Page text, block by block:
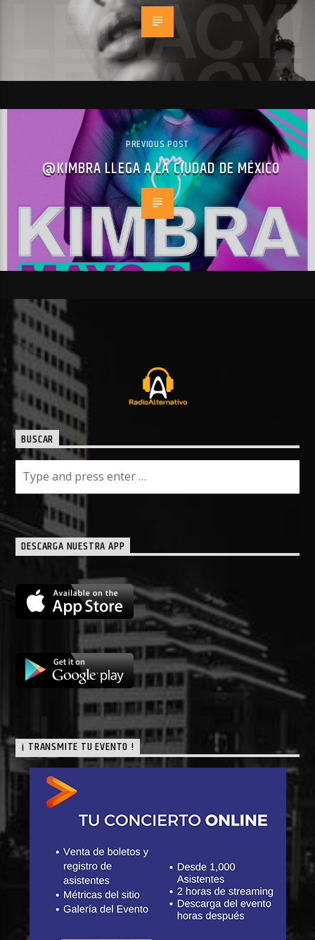
PREVIOUS POST
@KIMBRA LLEGA A LA CIUDAD DE MÉXICO
BUSCAR
DESCARGA NUESTRA APP
¡ TRANSMITE TU EVENTO !